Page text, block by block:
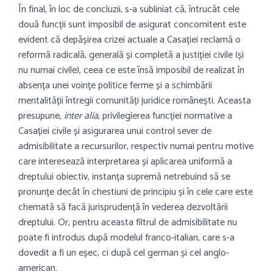
În final, în loc de concluzii, s-a subliniat că, întrucât cele
două funcții sunt imposibil de asigurat concomitent este
evident că depășirea crizei actuale a Casației reclamă o
reformă radicală, generală și completă a justiției civile (și
nu numai civile), ceea ce este însă imposibil de realizat în
absența unei voințe politice ferme și a schimbării
mentalității întregii comunități juridice românești. Aceasta
presupune, inter alia, privilegierea funcției normative a
Casației civile și asigurarea unui control sever de
admisibilitate a recursurilor, respectiv numai pentru motive
care interesează interpretarea și aplicarea uniformă a
dreptului obiectiv, instanța supremă netrebuind să se
pronunțe decât în chestiuni de principiu și în cele care este
chemată să facă jurisprudență în vederea dezvoltării
dreptului. Or, pentru aceasta filtrul de admisibilitate nu
poate fi introdus după modelul franco-italian, care s-a
dovedit a fi un eșec, ci după cel german și cel anglo-
american.